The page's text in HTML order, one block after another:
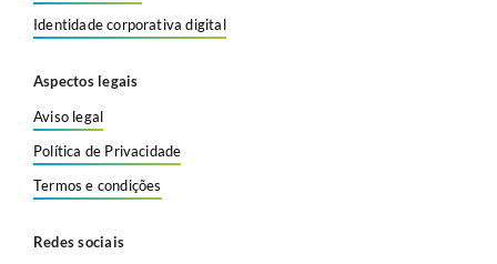
Identidade corporativa digital
Aspectos legais
Aviso legal
Política de Privacidade
Termos e condições
Redes sociais